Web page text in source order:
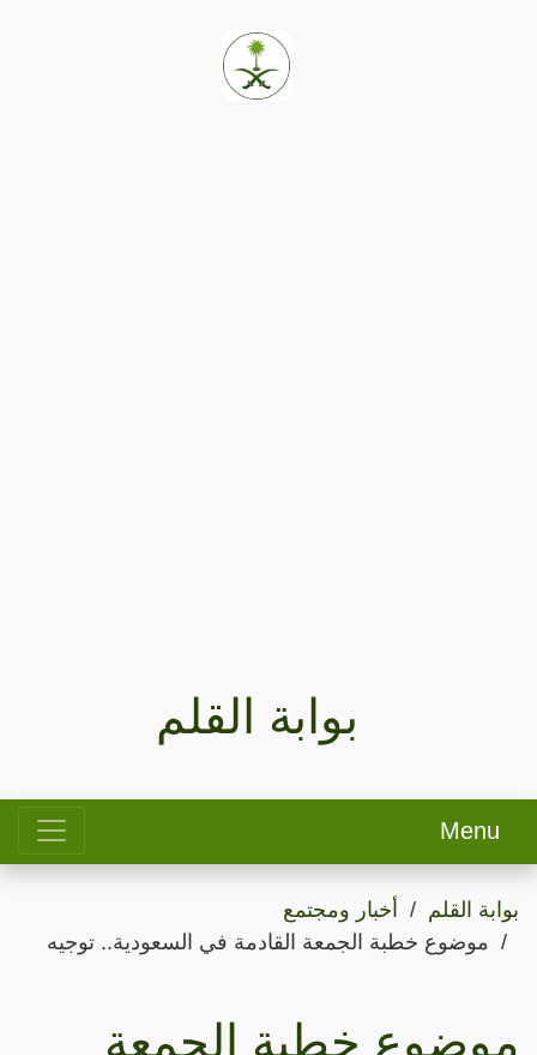
بوابة القلم
Menu
بوابة القلم
أخبار ومجتمع
موضوع خطبة الجمعة القادمة في السعودية.. توجيه
موضوع خطبة الجمعة